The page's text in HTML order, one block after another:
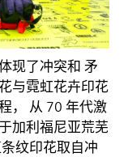
现了冲突和 矛
与霓虹花卉印花
， 从 70 年代激
加利福尼亚荒芜
纹印花取自冲